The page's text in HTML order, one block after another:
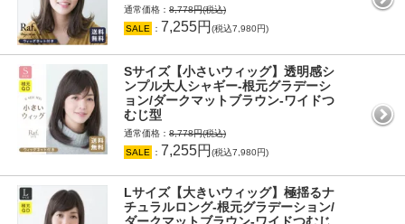
通常価格： 8,778円(税込)
SALE ： 7,255円 (税込7,980円)
Sサイズ【小さいウィッグ】透明感シ
ンプル大人シャギー-根元グラデーシ
ョン/ダークマットブラウン-ワイドつ
むじ型
通常価格： 8,778円(税込)
SALE ： 7,255円 (税込7,980円)
Lサイズ【大きいウィッグ】極揺るナ
チュラルロング-根元グラデーション/